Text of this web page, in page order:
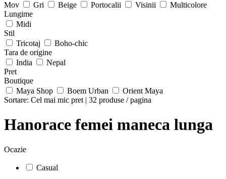
Mov
Gri Beige Portocalii Visinii
Multicolore
Lungime
Midi
Stil
Tricotaj
Boho-chic
Tara de origine
India
Nepal
Pret
Boutique
Maya Shop
Boem Urban
Orient Maya
Sortare: Cel mai mic pret | 32 produse / pagina
Hanorace femei maneca lunga
Ocazie
Casual